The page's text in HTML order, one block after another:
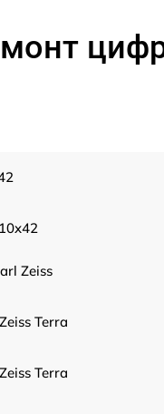
Zeiss
Terra
Terra